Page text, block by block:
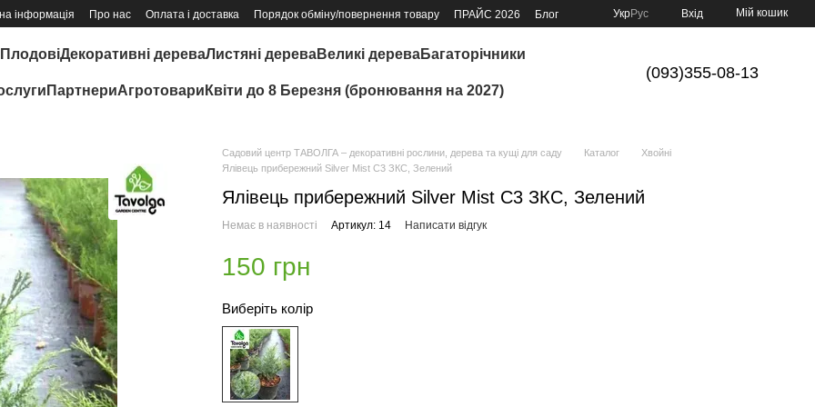
інформація Про нас Оплата і доставка Порядок обміну/повернення товару ПРАЙС 2026
Блог
УкрРус Вхід Мій кошик
ПлодовіДекоративні дереваЛистяні дереваВеликі дереваБагаторічники
ПартнериАгротовари Квіти до 8 Березня (бронювання на 2027)
(093)355-08-13
Садовий центр ТАВОЛГА – декоративні рослини, дерева та кущі для саду Каталог
Хвойні
Ялівець прибережний Silver Mist C3 ЗКС, Зелений
Ялівець прибережний Silver Mist C3 ЗКС, Зелений
Немає в наявності Артикул: 14 Написати відгук
150 грн
Виберіть колір